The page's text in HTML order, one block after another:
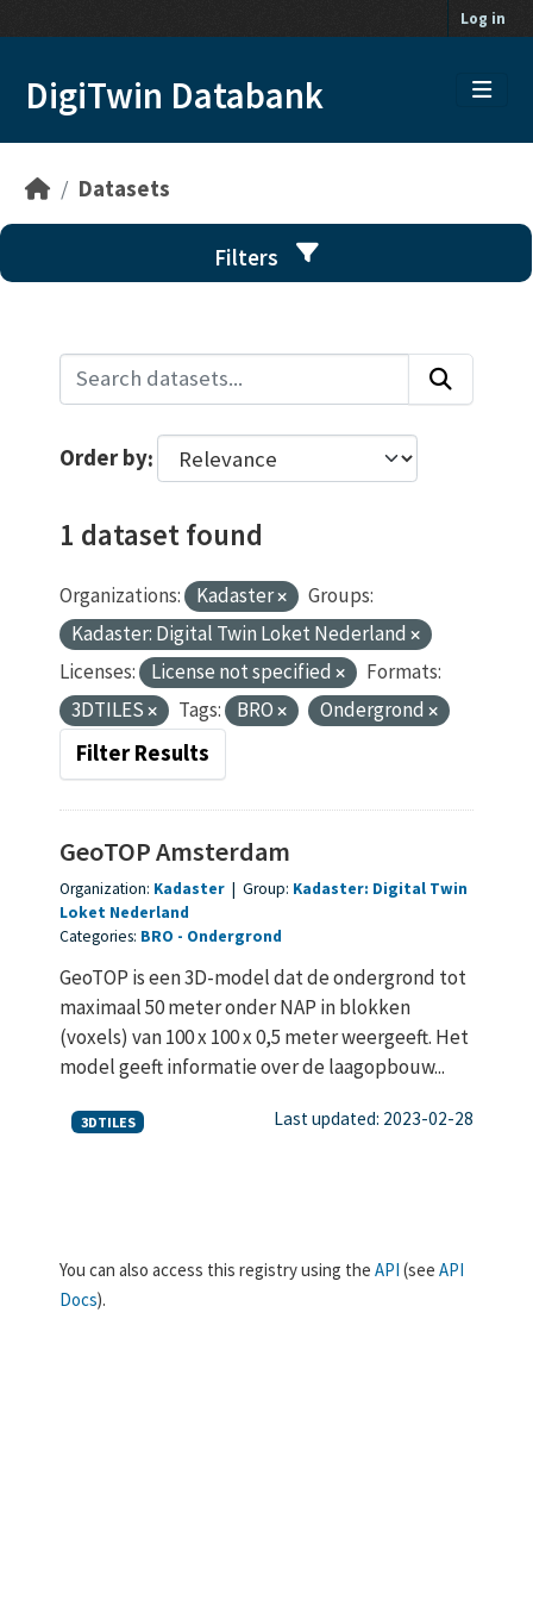
Log in
DigiTwin Databank
Datasets
Filters
Order by
1 dataset found
Organizations: Kadaster
Groups:
Kadaster: Digital Twin Loket Nederland
Licenses:
License not specified
Formats:
3DTILES
Tags: BRO Ondergrond
Filter Results
GeoTOP Amsterdam
Organization: Kadaster | Group: Kadaster: Digital Twin
Loket Nederland
Categories: BRO Ondergrond
GeoTOP is een 3D-model dat de ondergrond tot
maximaal 50 meter onder NAP in blokken
(voxels) van 100 x 100 x 0,5 meter weergeeft. Het
model geeft informatie over de laagopbouw...
3DTILES Last updated: 2023-02-28
You can also access this registry using the API (see API
Docs).